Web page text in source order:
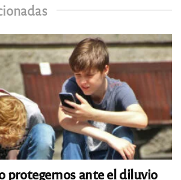
protegernos ante el diluvio